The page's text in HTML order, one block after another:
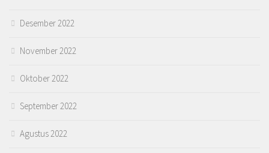
Desember 2022
November 2022
Oktober 2022
September 2022
Agustus 2022